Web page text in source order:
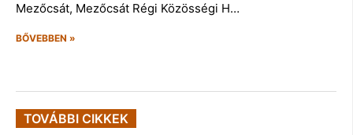
Mezőcsát, Mezőcsát Régi Közösségi H…
BŐVEBBEN »
TOVÁBBI CIKKEK